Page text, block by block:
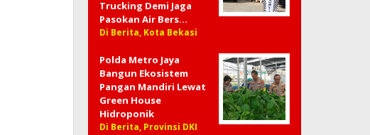
Trucking Demi Jaga
Pasokan Air Bers…
Di Berita, Kota Bekasi
Polda Metro Jaya
Bangun Ekosistem
Pangan Mandiri Lewat
Green House
Hidroponik
Di Berita, Provinsi DKI